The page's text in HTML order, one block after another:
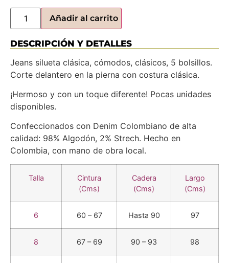
Añadir al carrito
DESCRIPCIÓN Y DETALLES
Jeans silueta clásica, cómodos, clásicos, 5 bolsillos.
Corte delantero en la pierna con costura clásica.
¡Hermoso y con un toque diferente! Pocas unidades
disponibles.
Confeccionados con Denim Colombiano de alta
calidad: 98% Algodón, 2% Strech. Hecho en
Colombia, con mano de obra local.
Talla
Cintura
(Cms)
Cadera
(Cms)
Largo
(Cms)
6 60 – 67 Hasta 90 97
8 67 – 69 90 – 93 98